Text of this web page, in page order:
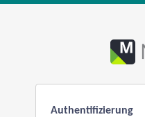
Authentifizierung